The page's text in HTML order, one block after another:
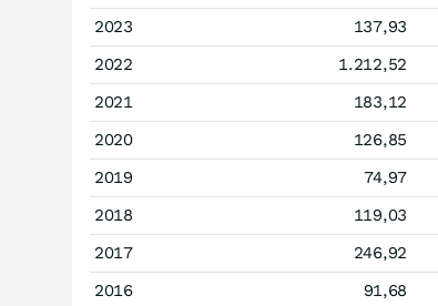
2023
137,93
2022
1.212,52
2021
183,12
2020
126,85
2019
74,97
2018
119,03
2017
246,92
2016
91,68